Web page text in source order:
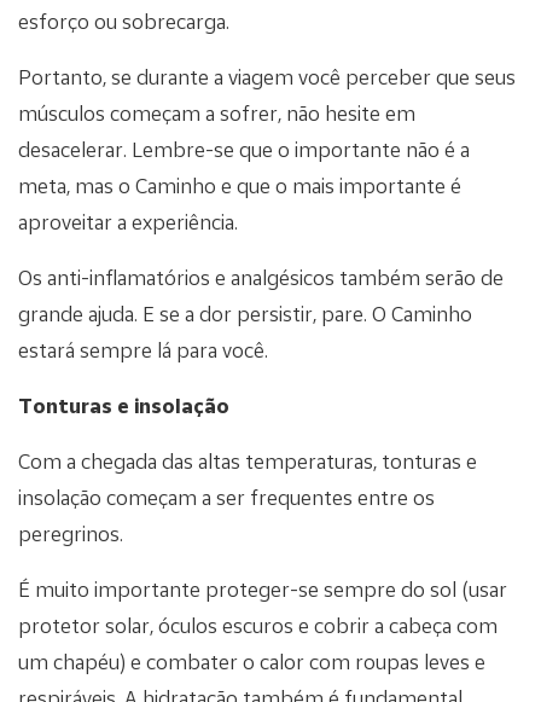
esforço ou sobrecarga.
Portanto, se durante a viagem você perceber que seus
músculos começam a sofrer, não hesite em
desacelerar. Lembre-se que o importante não é a
meta, mas o Caminho e que o mais importante é
aproveitar a experiência.
Os anti-inflamatórios e analgésicos também serão de
grande ajuda. E se a dor persistir, pare. O Caminho
estará sempre lá para você.
Tonturas e insolação
Com a chegada das altas temperaturas, tonturas e
insolação começam a ser frequentes entre os
peregrinos.
É muito importante proteger-se sempre do sol (usar
protetor solar, óculos escuros e cobrir a cabeça com
um chapéu) e combater o calor com roupas leves e